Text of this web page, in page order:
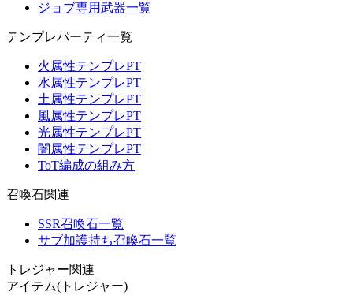
ジョブ専用武器一覧
テンプレパーティ一覧
火属性テンプレPT
水属性テンプレPT
土属性テンプレPT
風属性テンプレPT
光属性テンプレPT
闇属性テンプレPT
ToT編成の組み方
召喚石関連
SSR召喚石一覧
サブ加護持ち召喚石一覧
トレジャー関連
アイテム(トレジャー)